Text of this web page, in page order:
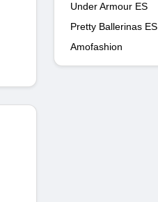
Under Armour ES
Pretty Ballerinas ES
Amofashion